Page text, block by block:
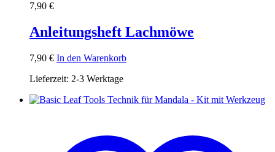
7,90 €
Anleitungsheft Lachmöwe
7,90 € In den Warenkorb
Lieferzeit: 2-3 Werktage